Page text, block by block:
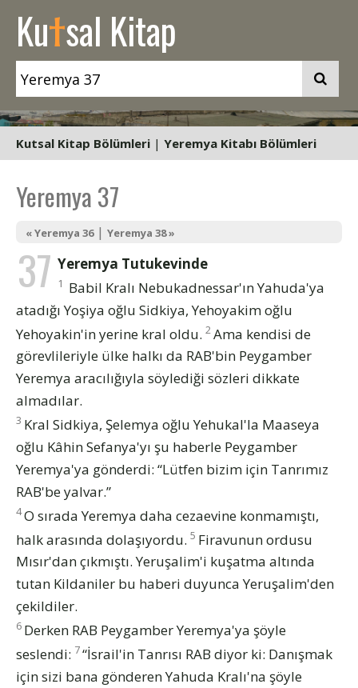
Kutsal Kitap
Kutsal Kitap Bölümleri | Yeremya Kitabı Bölümleri
Yeremya 37
« Yeremya 36| Yeremya 38 »
37 Yeremya Tutukevinde
1 Babil Kralı Nebukadnessar'ın Yahuda'ya
atadığı Yoşiya oğlu Sidkiya, Yehoyakim oğlu
Yehoyakin'in yerine kral oldu. 2Ama kendisi de
görevlileriyle ülke halkı da RAB'bin Peygamber
Yeremya aracılığıyla söylediği sözleri dikkate
almadılar.
3 Kral Sidkiya, Şelemya oğlu Yehukal'la Maaseya
oğlu Kâhin Sefanya'yı şu haberle Peygamber
Yeremya'ya gönderdi: “Lütfen bizim için Tanrımız
RAB'be yalvar.”
4O sırada Yeremya daha cezaevine konmamıştı,
halk arasında dolaşıyordu. 5 Firavunun ordusu
Mısır'dan çıkmıştı. Yeruşalim'i kuşatma altında
tutan Kildaniler bu haberi duyunca Yeruşalim'den
çekildiler.
6 Derken RAB Peygamber Yeremya'ya şöyle
seslendi: 7“İsrail'in Tanrısı RAB diyor ki: Danışmak
için sizi bana gönderen Yahuda Kralı'na şöyle